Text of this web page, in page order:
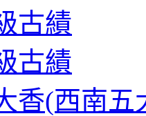
古績
古績
香(西南五